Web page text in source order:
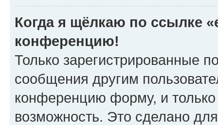
Когда я щёлкаю по ссылке
конференцию!
Только зарегистрированные
сообщения другим
конференцию форму, и
возможность. Это сделано